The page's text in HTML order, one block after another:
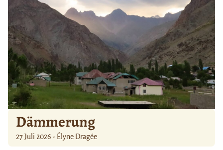
Dämmerung
27 Juli 2026 - Élyne Dragée